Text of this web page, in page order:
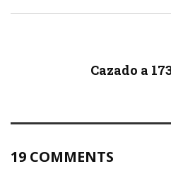
Cazado a
19 COMMENTS